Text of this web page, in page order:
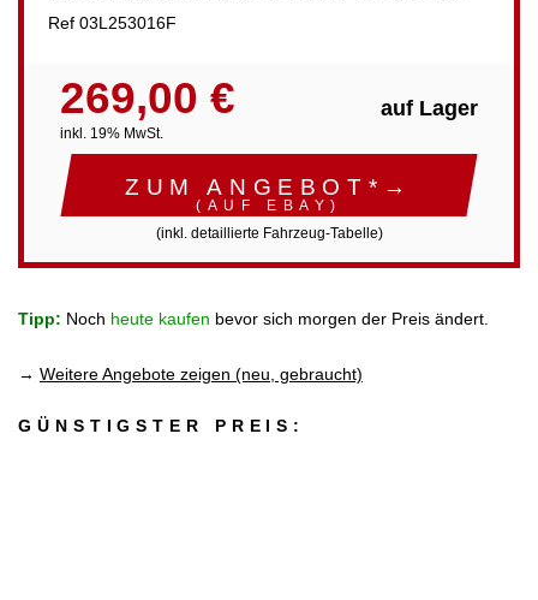
Ref 03L253016F
269,00 €
inkl. 19% MwSt.
auf Lager
ZUM ANGEBOT*→
(AUF EBAY)
(inkl. detaillierte Fahrzeug-Tabelle)
Tipp: Noch heute kaufen bevor sich morgen der Preis ändert.
→ Weitere Angebote zeigen (neu, gebraucht)
GÜNSTIGSTER PREIS: